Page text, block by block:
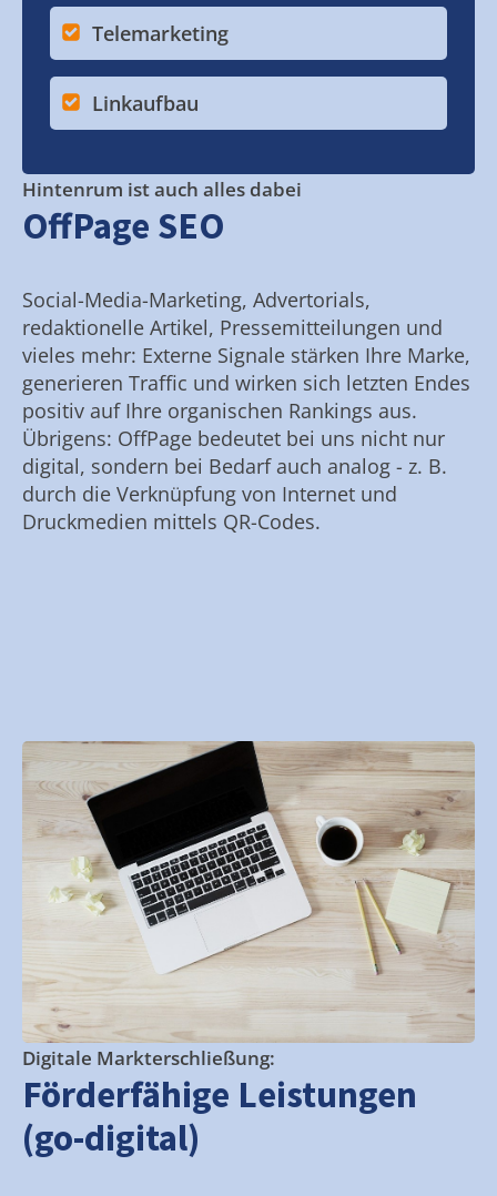
Telemarketing
Linkaufbau
Hintenrum ist auch alles dabei
OffPage SEO
Social-Media-Marketing, Advertorials,
redaktionelle Artikel, Pressemitteilungen und
vieles mehr: Externe Signale stärken Ihre Marke,
generieren Traffic und wirken sich letzten Endes
positiv auf Ihre organischen Rankings aus.
Übrigens: OffPage bedeutet bei uns nicht nur
digital, sondern bei Bedarf auch analog - z. B.
durch die Verknüpfung von Internet und
Druckmedien mittels QR-Codes.
Digitale Markterschließung:
Förderfähige Leistungen
(go-digital)